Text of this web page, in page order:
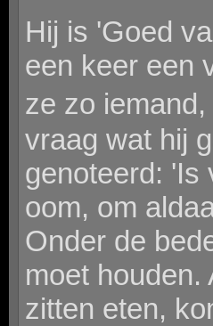
Hij is 'Goed
een keer een
ze zo
vraag wat hij
genoteerd: 'Is
oom, om
Onder de
moet houden.
zitten eten,